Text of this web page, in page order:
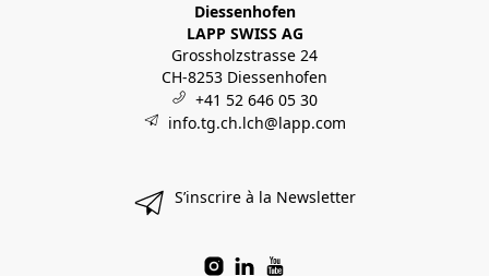
Diessenhofen
LAPP SWISS AG
Grossholzstrasse 24
CH-8253 Diessenhofen
+41 52 646 05 30
info.tg.ch.lch@lapp.com
S’inscrire à la Newsletter